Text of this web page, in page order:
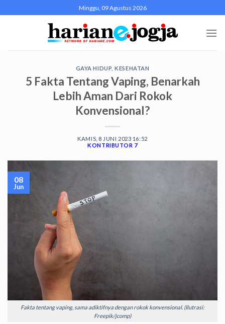
to
Minggu, 09 Agustus 2026
GAYA HIDUP ,KESEHATAN
5 Fakta Tentang Vaping, Benarkah
Lebih Aman Dari Rokok
Konvensional?
KAMIS, 8 JUNI 2023 16:52
KONTRIBUTOR 7
Fakta tentang vaping, sama adiktifnya dengan rokok konvensional. (Ilutrasi:
Freepik/jcomp)
08
Jun